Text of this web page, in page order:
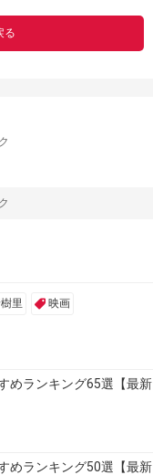
る
樹里 映画
めランキング65選【最新
めランキング50選【最新